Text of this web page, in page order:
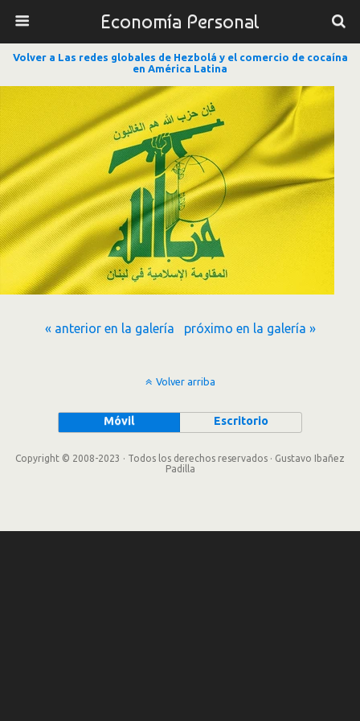
Economía Personal
Volver a Las redes globales de Hezbolá y el comercio de cocaína
en América Latina
« anterior en la galería próximo en la galería »
Volver arriba
Móvil Escritorio
Copyright © 2008-2023 · Todos los derechos reservados · Gustavo Ibañez
Padilla